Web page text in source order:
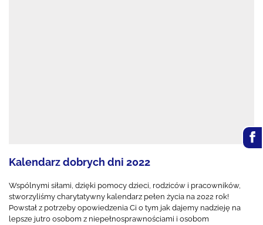
Kalendarz dobrych dni 2022
Wspólnymi siłami, dzięki pomocy dzieci, rodziców i pracowników,
stworzyliśmy charytatywny kalendarz pełen życia na 2022 rok!
Powstał z potrzeby opowiedzenia Ci o tym jak dajemy nadzieję na
lepsze jutro osobom z niepełnosprawnościami i osobom